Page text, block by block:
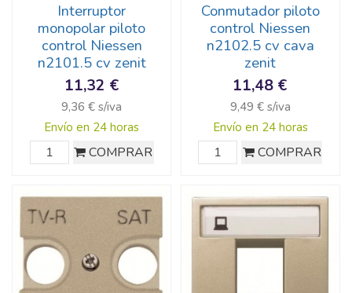
Interruptor
monopolar piloto
control Niessen
n2101.5 cv zenit
11,32 €
9,36 € s/iva
Envío en 24 horas
COMPRAR
Conmutador piloto
control Niessen
n2102.5 cv cava
zenit
11,48 €
9,49 € s/iva
Envío en 24 horas
COMPRAR